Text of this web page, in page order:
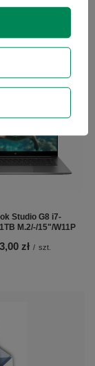
NVMe 128GB 2230
zł / szt.
Studio G8 i7-
M.2/-/15"/W11P
zł / szt.